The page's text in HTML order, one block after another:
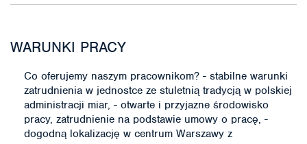
WARUNKI PRACY
Co oferujemy naszym pracownikom? - stabilne warunki
zatrudnienia w jednostce ze stuletnią tradycją w polskiej
administracji miar, - otwarte i przyjazne środowisko
pracy, zatrudnienie na podstawie umowy o pracę, -
dogodną lokalizację w centrum Warszawy z